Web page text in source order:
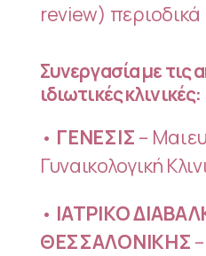
review) περιοδικά
Συνεργασία με τις
ιδιωτικές κλινικές:
• ΓΕΝΕΣΙΣ –
Γυναικολογική
• ΙΑΤΡΙΚΟ
ΘΕΣΣΑΛΟΝΙΚΗΣ